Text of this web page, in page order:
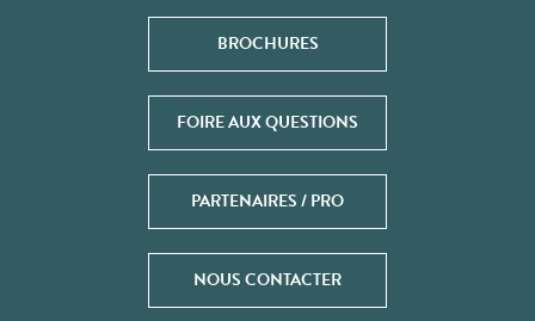
BROCHURES
FOIRE AUX QUESTIONS
PARTENAIRES / PRO
NOUS CONTACTER